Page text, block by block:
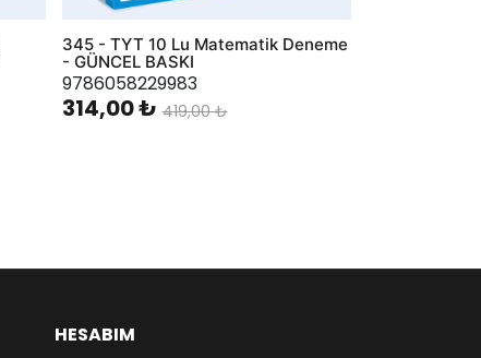
345 - TYT 10 Lu Matematik Deneme
- GÜNCEL BASKI
9786058229983
314,00 ₺ 419,00 ₺
HESABIM